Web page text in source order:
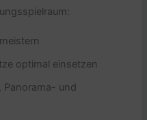
optimal einsetzen
Panorama- und